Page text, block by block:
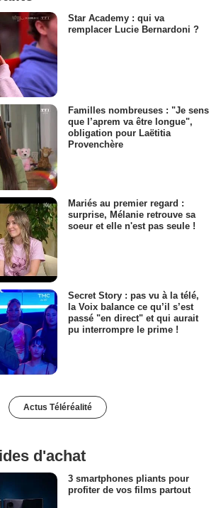
Star Academy : qui va
remplacer Lucie Bernardoni ?
Familles nombreuses : "Je sens
que l’aprem va être longue",
obligation pour Laëtitia
Provenchère
Mariés au premier regard :
surprise, Mélanie retrouve sa
soeur et elle n'est pas seule !
Secret Story : pas vu à la télé,
la Voix balance ce qu’il s’est
passé "en direct" et qui aurait
pu interrompre le prime !
Actus Téléréalité
d'achat
3 smartphones pliants pour
profiter de vos films partout